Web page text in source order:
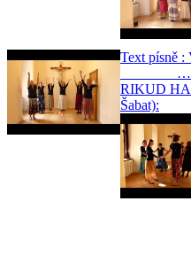
Text
…
RIKUD HA
Šabat):